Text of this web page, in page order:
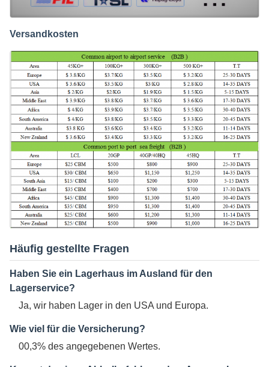
Versandkosten
Häufig gestellte Fragen
Haben Sie ein Lagerhaus im Ausland für den
Lagerservice?
Ja, wir haben Lager in den USA und Europa.
Wie viel für die Versicherung?
00,3% des angegebenen Wertes.